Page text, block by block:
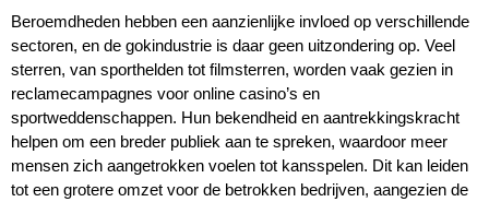
Beroemdheden hebben een aanzienlijke invloed op verschillende
sectoren, en de gokindustrie is daar geen uitzondering op. Veel
sterren, van sporthelden tot filmsterren, worden vaak gezien in
reclamecampagnes voor online casino’s en
sportweddenschappen. Hun bekendheid en aantrekkingskracht
helpen om een breder publiek aan te spreken, waardoor meer
mensen zich aangetrokken voelen tot kansspelen. Dit kan leiden
tot een grotere omzet voor de betrokken bedrijven, aangezien de